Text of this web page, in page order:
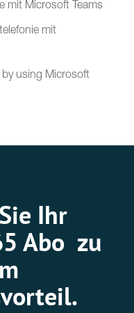
mit Microsoft Teams
mit
by using Microsoft
Ihr
Abo zu